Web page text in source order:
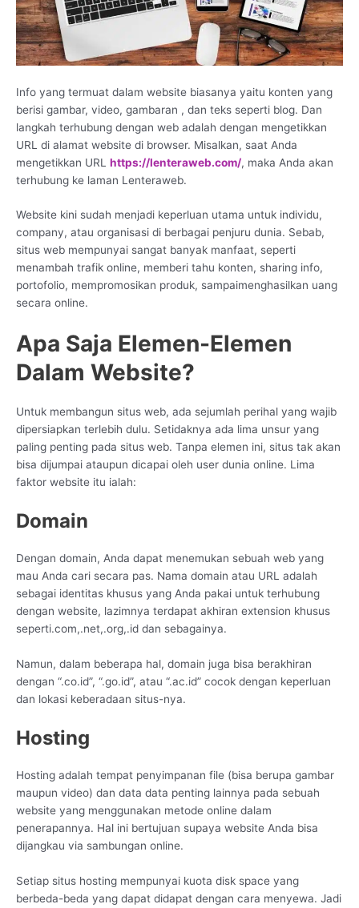
Info yang termuat dalam website biasanya yaitu konten yang
berisi gambar, video, gambaran , dan teks seperti blog. Dan
langkah terhubung dengan web adalah dengan mengetikkan
URL di alamat website di browser. Misalkan, saat Anda
mengetikkan URL https://lenteraweb.com/, maka Anda akan
terhubung ke laman Lenteraweb.
Website kini sudah menjadi keperluan utama untuk individu,
company, atau organisasi di berbagai penjuru dunia. Sebab,
situs web mempunyai sangat banyak manfaat, seperti
menambah trafik online, memberi tahu konten, sharing info,
portofolio, mempromosikan produk, sampaimenghasilkan uang
secara online.
Apa Saja Elemen-Elemen
Dalam Website?
Untuk membangun situs web, ada sejumlah perihal yang wajib
dipersiapkan terlebih dulu. Setidaknya ada lima unsur yang
paling penting pada situs web. Tanpa elemen ini, situs tak akan
bisa dijumpai ataupun dicapai oleh user dunia online. Lima
faktor website itu ialah:
Domain
Dengan domain, Anda dapat menemukan sebuah web yang
mau Anda cari secara pas. Nama domain atau URL adalah
sebagai identitas khusus yang Anda pakai untuk terhubung
dengan website, lazimnya terdapat akhiran extension khusus
seperti.com,.net,.org,.id dan sebagainya.
Namun, dalam beberapa hal, domain juga bisa berakhiran
dengan “.co.id”, “.go.id”, atau “.ac.id” cocok dengan keperluan
dan lokasi keberadaan situs-nya.
Hosting
Hosting adalah tempat penyimpanan file (bisa berupa gambar
maupun video) dan data data penting lainnya pada sebuah
website yang menggunakan metode online dalam
penerapannya. Hal ini bertujuan supaya website Anda bisa
dijangkau via sambungan online.
Setiap situs hosting mempunyai kuota disk space yang
berbeda-beda yang dapat didapat dengan cara menyewa. Jadi